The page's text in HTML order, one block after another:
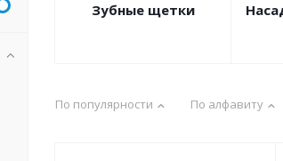
Зубные щетки
По популярности По алфавиту